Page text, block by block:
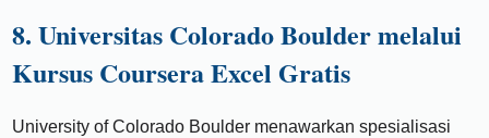
8. Universitas Colorado Boulder melalui
Kursus Coursera Excel Gratis
University of Colorado Boulder menawarkan spesialisasi